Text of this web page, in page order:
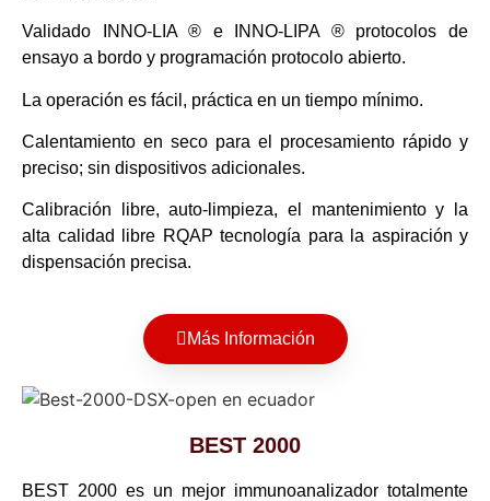
Validado INNO-LIA ® e INNO-LIPA ® protocolos de
ensayo a bordo y programación protocolo abierto.
La operación es fácil, práctica en un tiempo mínimo.
Calentamiento en seco para el procesamiento rápido y
preciso; sin dispositivos adicionales.
Calibración libre, auto-limpieza, el mantenimiento y la
alta calidad libre RQAP tecnología para la aspiración y
dispensación precisa.
Más Información
BEST 2000
BEST 2000 es un mejor immunoanalizador totalmente